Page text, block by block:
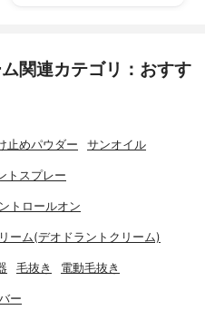
関連カテゴリ：おすす
止めパウダー サンオイル
トスプレー
トロールオン
ーム(デオドラントクリーム)
毛抜き 電動毛抜き
ー